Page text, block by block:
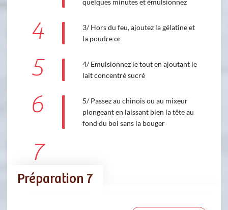
quelques minutes et émulsionnez
4
3/ Hors du feu, ajoutez la gélatine et
la poudre or
5
4/ Emulsionnez le tout en ajoutant le
lait concentré sucré
6
5/ Passez au chinois ou au mixeur
plongeant en laissant bien la tête au
fond du bol sans la bouger
7
Préparation 7